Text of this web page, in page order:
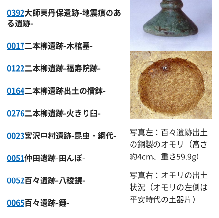
0392大師東丹保遺跡-地震痕のあ
る遺跡-
0017二本柳遺跡-木棺墓-
0122二本柳遺跡-福寿院跡-
0164二本柳遺跡出土の擂鉢-
0276二本柳遺跡-火きり臼-
0023宮沢中村遺跡-昆虫・網代-
0051仲田遺跡-田んぼ-
0052百々遺跡-八稜鏡-
0065百々遺跡-錘-
写真左：百々遺跡出土
の銅製のオモリ（高さ
約4cm、重さ59.9g）
写真右：オモリの出土
状況（オモリの左側は
平安時代の土器片）